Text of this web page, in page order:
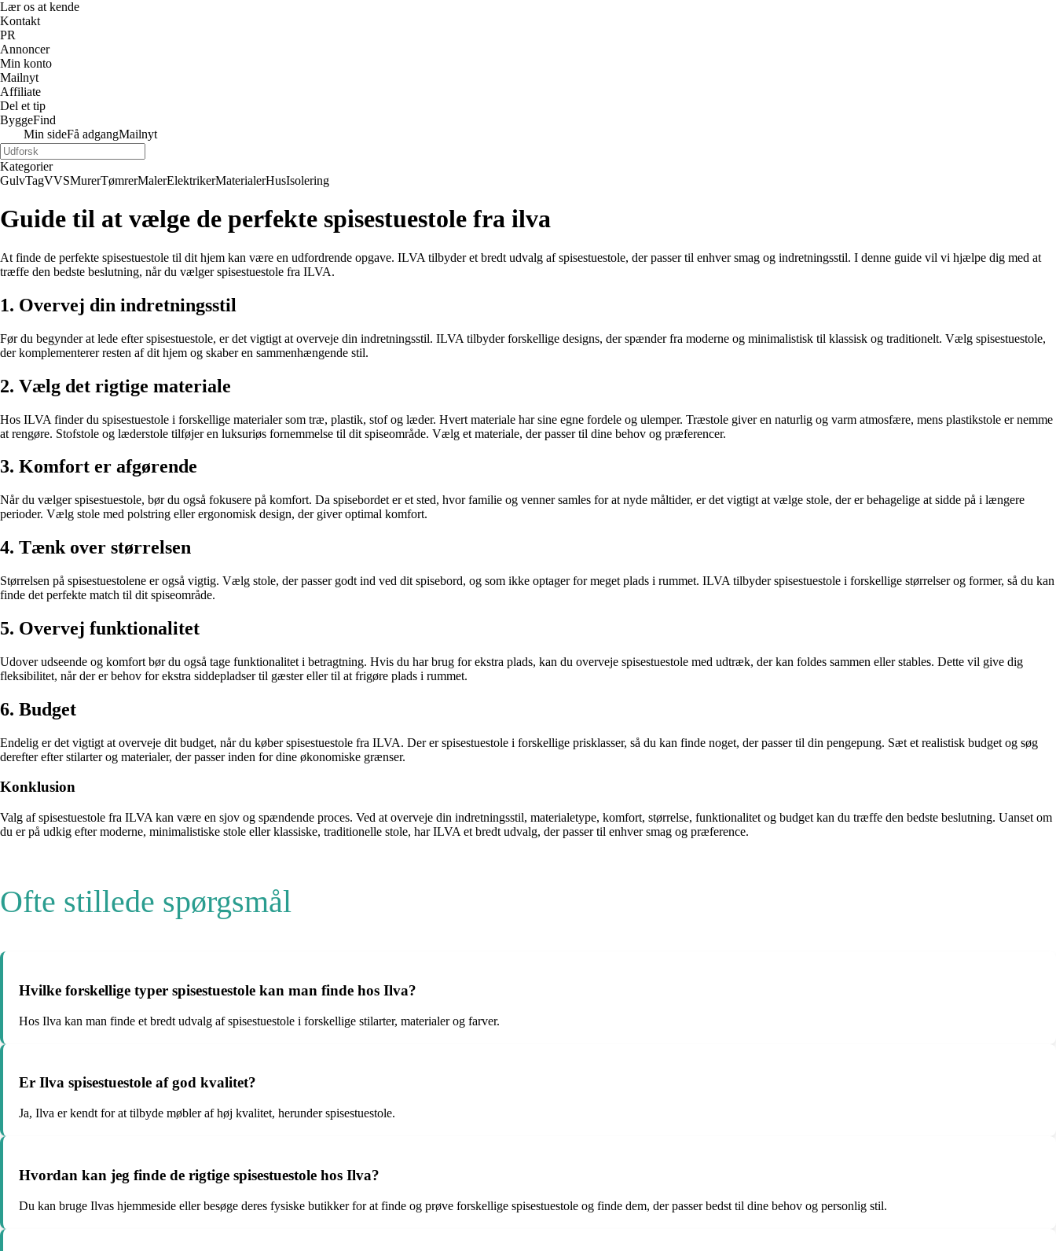
Lær os at kende
Kontakt
PR
Annoncer
Min konto
Mailnyt
Affiliate
Del et tip
ByggeFind
Min sideFå adgangMailnyt
Kategorier
GulvTagVVSMurerTømrerMalerElektrikerMaterialerHusIsolering
Guide til at vælge de perfekte spisestuestole fra ilva
At finde de perfekte spisestuestole til dit hjem kan være en udfordrende opgave. ILVA tilbyder et bredt udvalg af spisestuestole, der passer til enhver smag og indretningsstil. I denne guide vil vi hjælpe dig med at
træffe den bedste beslutning, når du vælger spisestuestole fra ILVA.
1. Overvej din indretningsstil
Før du begynder at lede efter spisestuestole, er det vigtigt at overveje din indretningsstil. ILVA tilbyder forskellige designs, der spænder fra moderne og minimalistisk til klassisk og traditionelt. Vælg spisestuestole,
der komplementerer resten af dit hjem og skaber en sammenhængende stil.
2. Vælg det rigtige materiale
Hos ILVA finder du spisestuestole i forskellige materialer som træ, plastik, stof og læder. Hvert materiale har sine egne fordele og ulemper. Træstole giver en naturlig og varm atmosfære, mens plastikstole er nemme
at rengøre. Stofstole og læderstole tilføjer en luksuriøs fornemmelse til dit spiseområde. Vælg et materiale, der passer til dine behov og præferencer.
3. Komfort er afgørende
Når du vælger spisestuestole, bør du også fokusere på komfort. Da spisebordet er et sted, hvor familie og venner samles for at nyde måltider, er det vigtigt at vælge stole, der er behagelige at sidde på i længere
perioder. Vælg stole med polstring eller ergonomisk design, der giver optimal komfort.
4. Tænk over størrelsen
Størrelsen på spisestuestolene er også vigtig. Vælg stole, der passer godt ind ved dit spisebord, og som ikke optager for meget plads i rummet. ILVA tilbyder spisestuestole i forskellige størrelser og former, så du kan
finde det perfekte match til dit spiseområde.
5. Overvej funktionalitet
Udover udseende og komfort bør du også tage funktionalitet i betragtning. Hvis du har brug for ekstra plads, kan du overveje spisestuestole med udtræk, der kan foldes sammen eller stables. Dette vil give dig
fleksibilitet, når der er behov for ekstra siddepladser til gæster eller til at frigøre plads i rummet.
6. Budget
Endelig er det vigtigt at overveje dit budget, når du køber spisestuestole fra ILVA. Der er spisestuestole i forskellige prisklasser, så du kan finde noget, der passer til din pengepung. Sæt et realistisk budget og søg
derefter efter stilarter og materialer, der passer inden for dine økonomiske grænser.
Konklusion
Valg af spisestuestole fra ILVA kan være en sjov og spændende proces. Ved at overveje din indretningsstil, materialetype, komfort, størrelse, funktionalitet og budget kan du træffe den bedste beslutning. Uanset om
du er på udkig efter moderne, minimalistiske stole eller klassiske, traditionelle stole, har ILVA et bredt udvalg, der passer til enhver smag og præference.
Ofte stillede spørgsmål
Hvilke forskellige typer spisestuestole kan man finde hos Ilva?
Hos Ilva kan man finde et bredt udvalg af spisestuestole i forskellige stilarter, materialer og farver.
Er Ilva spisestuestole af god kvalitet?
Ja, Ilva er kendt for at tilbyde møbler af høj kvalitet, herunder spisestuestole.
Hvordan kan jeg finde de rigtige spisestuestole hos Ilva?
Du kan bruge Ilvas hjemmeside eller besøge deres fysiske butikker for at finde og prøve forskellige spisestuestole og finde dem, der passer bedst til dine behov og personlig stil.